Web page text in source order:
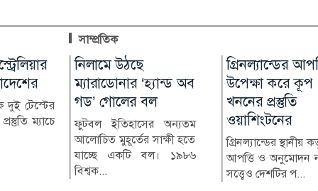
সাম্প্রতিক
দুই টেস্টের
ম্যাচে
বিল-বন্ডে বিনিয়োগে
ব্যাংকের মুনাফায়
উল্লম্ফন, চাপে খেলাপিরা
দেশের শেয়ারবাজারে
তালিকাভুক্ত ব্যাংকগুলোর বড়
একটি অংশ চলতি বছরের প্রথম
ছয়...
আন্তর্জাতিক
দিবস ২০২৬ :
সমৃদ্ধ বাংলাদেশে
ও অধিকার চাই
আদিবাসী জনগণের
সংরক্ষণ এবং তাদের
চ্যালেঞ্জ সম্পর্কে
দে লা
নিলামে উঠছে
ম্যারাডোনার ‘হ্যান্ড অব
গড’ গোলের বল
ফুটবল ইতিহাসের অন্যতম
আলোচিত মুহূর্তের সাক্ষী হতে
যাচ্ছে একটি বল। ১৯৮৬
বিশ্বক...
গ্রিনল্যান্ডের
উপেক্ষা করে কূপ
খননের প্রস্তুতি
ওয়াশিংটনের
গ্রিনল্যান্ডের স্থানীয়
আপত্তি ও অনুমোদন
সত্ত্বেও দেশটির প...